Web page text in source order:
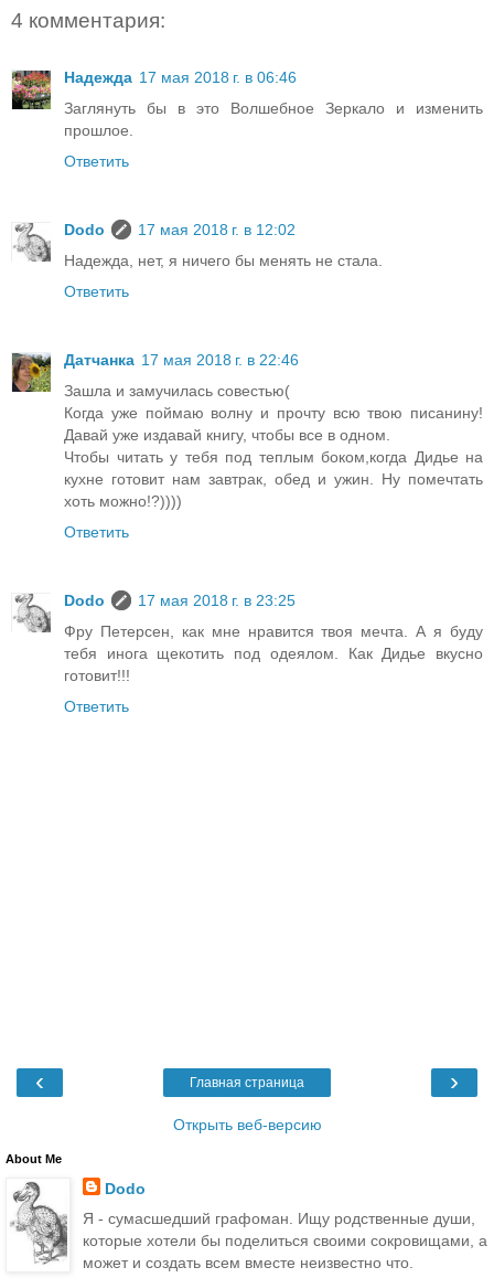
4 комментария:
Надежда 17 мая 2018 г. в 06:46
Заглянуть бы в это Волшебное Зеркало и изменить
прошлое.
Ответить
Dodo
17 мая 2018 г. в 12:02
Надежда, нет, я ничего бы менять не стала.
Ответить
Датчанка 17 мая 2018 г. в 22:46
Зашла и замучилась совестью(
Когда уже поймаю волну и прочту всю твою писанину!
Давай уже издавай книгу, чтобы все в одном.
Чтобы читать у тебя под теплым боком,когда Дидье на
кухне готовит нам завтрак, обед и ужин. Ну помечтать
хоть можно!?))))
Ответить
Dodo
17 мая 2018 г. в 23:25
Фру Петерсен, как мне нравится твоя мечта. А я буду
тебя инога щекотить под одеялом. Как Дидье вкусно
готовит!!!
Ответить
‹ ›
Главная страница
Открыть веб-версию
About Me
Dodo
Я - сумасшедший графоман. Ищу родственные души,
которые хотели бы поделиться своими сокровищами, а
может и создать всем вместе неизвестно что.